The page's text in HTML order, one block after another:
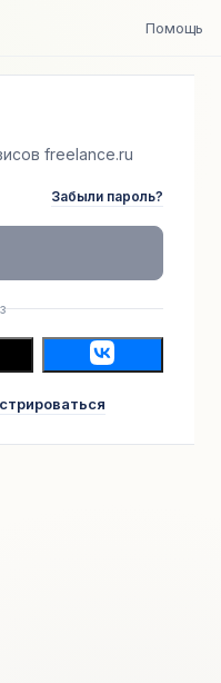
Помощь
freelance.ru
Забыли пароль?